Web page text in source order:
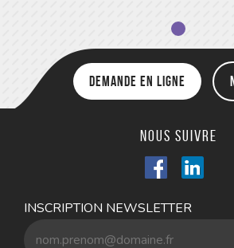
Demande en ligne
Nous suivre
INSCRIPTION NEWSLETTER